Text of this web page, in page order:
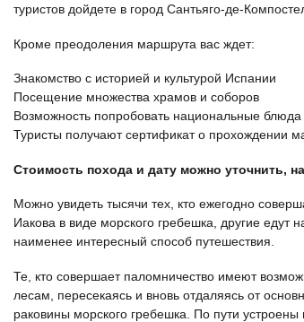
туристов дойдете в город Сантьяго-де-
Кроме преодоления маршрута вас ждет:
Знакомство с историей и культурой Испании
Посещение множества храмов и соборов
Возможность попробовать национальные блюда
Туристы получают сертификат о прохождении
Стоимость похода и дату можно уточнить,
Можно увидеть тысячи тех, кто ежегодно
Иакова в виде морского гребешка, другие едут
наименее интересный способ путешествия.
Те, кто совершает паломничество имеют
лесам, пересекаясь и вновь отдаляясь от
раковины морского гребешка. По пути